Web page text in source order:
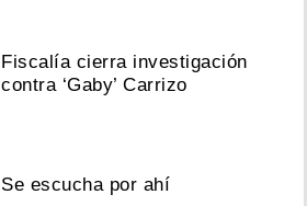
Fiscalía cierra investigación
contra ‘Gaby’ Carrizo
Se escucha por ahí